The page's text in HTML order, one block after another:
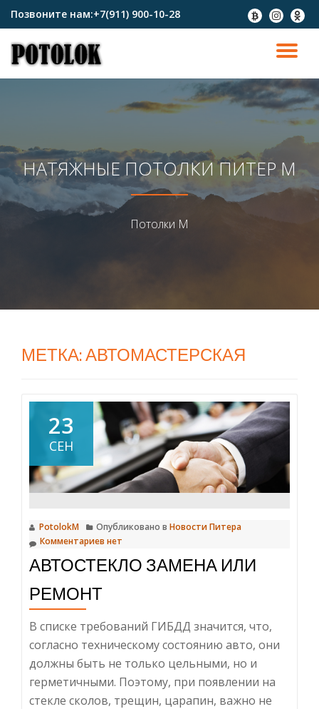
содержимому
Позвоните нам:+7(911) 900-10-28
fa-
btc
fa-
instagram
fa-
НАТЯЖНЫЕ ПОТОЛКИ ПИТЕР М
Потолки М
МЕТКА:АВТОМАСТЕРСКАЯ
23
СЕН
PotolokM Опубликовано в Новости Питера
Комментариев нет
АВТОСТЕКЛО ЗАМЕНА ИЛИ
РЕМОНТ
В списке требований ГИБДД значится, что,
согласно техническому состоянию авто, они
должны быть не только цельными, но и
герметичными. Поэтому, при появлении на
стекле сколов, трещин, царапин, важно не